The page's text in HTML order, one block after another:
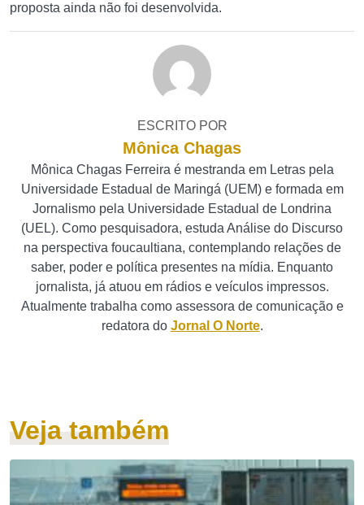
proposta ainda não foi desenvolvida.
ESCRITO POR
Mônica Chagas
Mônica Chagas Ferreira é mestranda em Letras pela
Universidade Estadual de Maringá (UEM) e formada em
Jornalismo pela Universidade Estadual de Londrina
(UEL). Como pesquisadora, estuda Análise do Discurso
na perspectiva foucaultiana, contemplando relações de
saber, poder e política presentes na mídia. Enquanto
jornalista, já atuou em rádios e veículos impressos.
Atualmente trabalha como assessora de comunicação e
redatora do Jornal O Norte.
Veja também